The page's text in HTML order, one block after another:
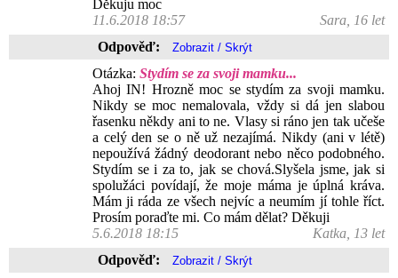
Děkuju moc
11.6.2018 18:57
Sara, 16 let
Odpověď:
Otázka: Stydím se za svoji mamku...
Ahoj IN! Hrozně moc se stydím za svoji mamku.
Nikdy se moc nemalovala, vždy si dá jen slabou
řasenku někdy ani to ne. Vlasy si ráno jen tak učeše
a celý den se o ně už nezajímá. Nikdy (ani v létě)
nepoužívá žádný deodorant nebo něco podobného.
Stydím se i za to, jak se chová.Slyšela jsme, jak si
spolužáci povídají, že moje máma je úplná kráva.
Mám ji ráda ze všech nejvíc a neumím jí tohle říct.
Prosím poraďte mi. Co mám dělat? Děkuji
5.6.2018 18:15
Katka, 13 let
Odpověď: